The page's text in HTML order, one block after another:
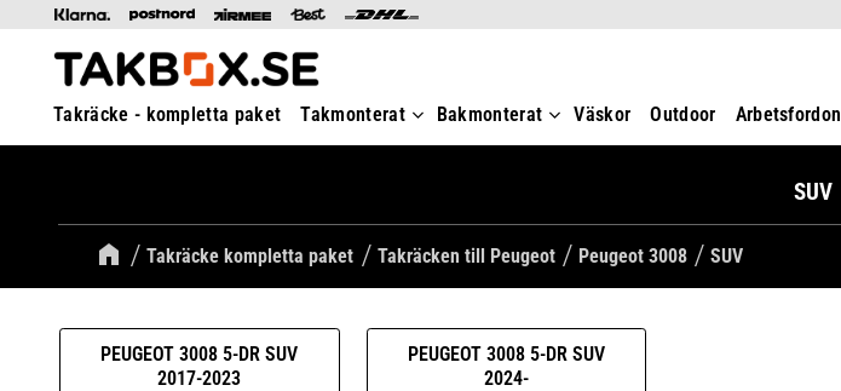
Takräcke - kompletta paket Takmonterat Bakmonterat Väskor Outdoor Arbetsfordon
SUV
Takräcke kompletta paket Takräcken till Peugeot Peugeot 3008 SUV
PEUGEOT 3008 5-DR SUV
2017-2023
PEUGEOT 3008 5-DR SUV
2024-